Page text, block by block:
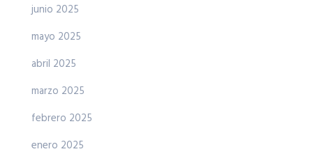
junio 2025
mayo 2025
abril 2025
marzo 2025
febrero 2025
enero 2025